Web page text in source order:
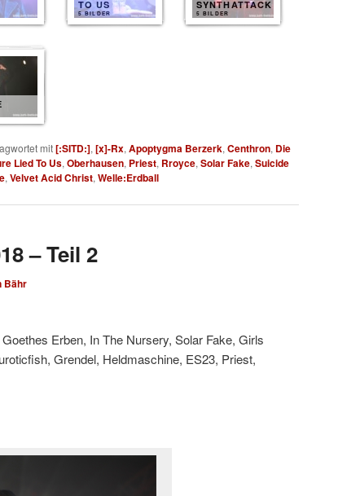
TO US
5 BILDER
SYNTHATTACK
5 BILDER
mit[:SITD:], [x]-Rx, Apoptygma Berzerk, Centhron, Die
Lied To Us, Oberhausen, Priest, Rroyce, Solar Fake, Suicide
, Velvet Acid Christ, Welle:Erdball
– Teil 2
Bähr
Erben, In The Nursery, Solar Fake, Girls
Grendel, Heldmaschine, ES23, Priest,